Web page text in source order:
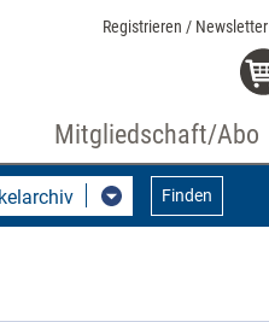
Registrieren / Newsletter
Mitgliedschaft/Abo
Finden